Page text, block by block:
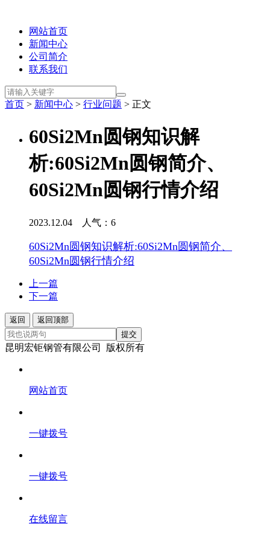
网站首页
新闻中心
公司简介
联系我们
首页 > 新闻中心 > 行业问题 > 正文
60Si2Mn圆钢知识解
析:60Si2Mn圆钢简介、
60Si2Mn圆钢行情介绍
2023.12.04 人气： 6
60Si2Mn圆钢知识解析:60Si2Mn圆钢简介、
60Si2Mn圆钢行情介绍
上一篇
下一篇
返回
返回顶部
提交
昆明宏钜钢管有限公司 版权所有
网站首页
一键拨号
一键拨号
在线留言